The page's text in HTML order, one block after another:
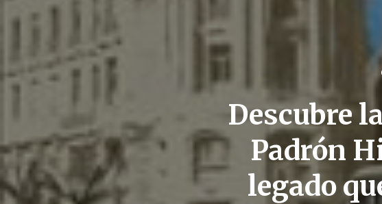
Descubre
Padrón
legado